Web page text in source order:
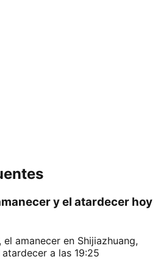
y el atardecer hoy
amanecer en Shijiazhuang,
a las 19:25